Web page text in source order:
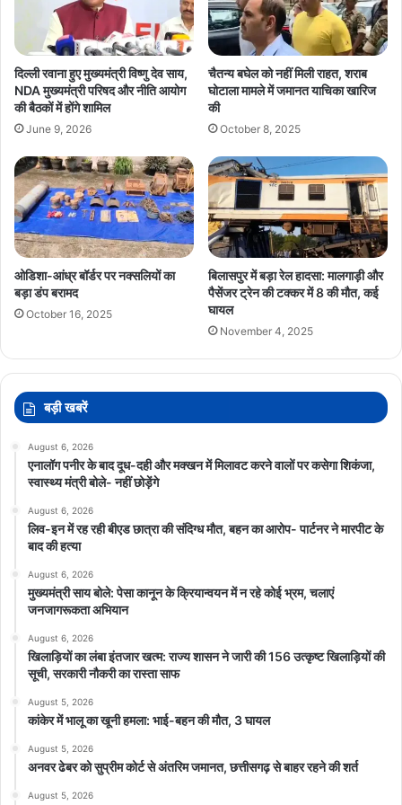
दिल्ली रवाना हुए मुख्यमंत्री विष्णु देव साय,
NDA मुख्यमंत्री परिषद और नीति आयोग
की बैठकों में होंगे शामिल
June 9, 2026
चैतन्य बघेल को नहीं मिली राहत, शराब
घोटाला मामले में जमानत याचिका खारिज
की
October 8, 2025
ओडिशा-आंध्र बॉर्डर पर नक्सलियों का
बड़ा डंप बरामद
October 16, 2025
बिलासपुर में बड़ा रेल हादसा: मालगाड़ी और
पैसेंजर ट्रेन की टक्कर में 8 की मौत, कई
घायल
November 4, 2025
बड़ी खबरें
August 6, 2026
एनालॉग पनीर के बाद दूध-दही और मक्खन में मिलावट करने वालों पर कसेगा शिकंजा,
स्वास्थ्य मंत्री बोले- नहीं छोड़ेंगे
August 6, 2026
लिव-इन में रह रही बीएड छात्रा की संदिग्ध मौत, बहन का आरोप- पार्टनर ने मारपीट के
बाद की हत्या
August 6, 2026
मुख्यमंत्री साय बोले: पेसा कानून के क्रियान्वयन में न रहे कोई भ्रम, चलाएं
जनजागरूकता अभियान
August 6, 2026
खिलाड़ियों का लंबा इंतजार खत्म: राज्य शासन ने जारी की 156 उत्कृष्ट खिलाड़ियों की
सूची, सरकारी नौकरी का रास्ता साफ
August 5, 2026
कांकेर में भालू का खूनी हमला: भाई-बहन की मौत, 3 घायल
August 5, 2026
अनवर ढेबर को सुप्रीम कोर्ट से अंतरिम जमानत, छत्तीसगढ़ से बाहर रहने की शर्त
August 5, 2026